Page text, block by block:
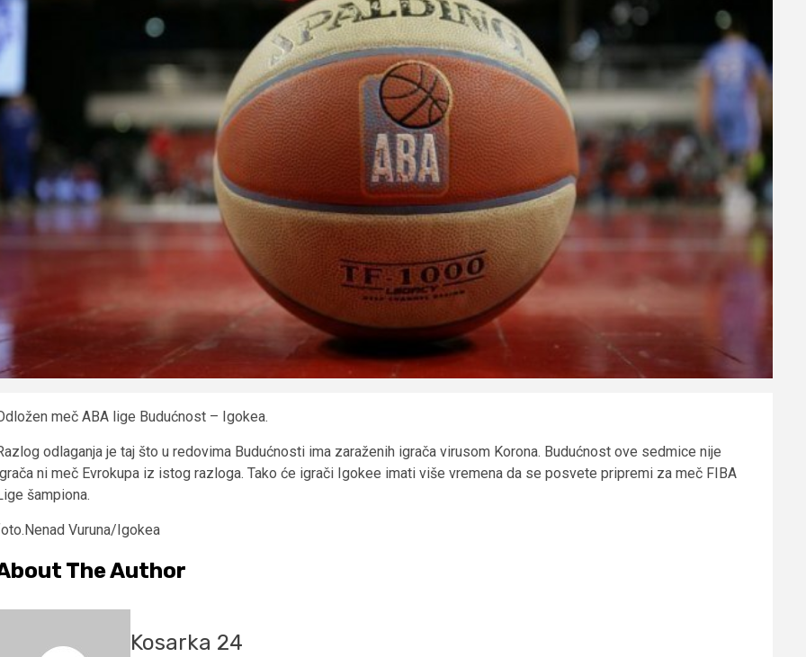
meč ABA lige Budućnost – Igokea.
odlaganja je taj što u redovima Budućnosti ima zaraženih igrača virusom Korona. Budućnost ove sedmice nije
ni meč Evrokupa iz istog razloga. Tako će igrači Igokee imati više vremena da se posvete pripremi za meč FIBA
šampiona.
Vuruna/Igokea
The Author
Kosarka 24